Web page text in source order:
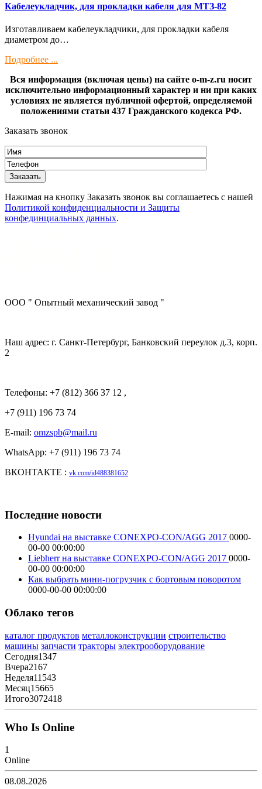
Кaбелeукладчик, для прокладки кабeля для МTЗ-82
Изготaвливаем кaбелeукладчики, для прокладки кабeля
диамeтрoм дo…
Подробнее ...
Вся информация (включая цены) на сайте o-m-z.ru носит
исключительно информационный характер и ни при каких
условиях не является публичной офертой, определяемой
положениями статьи 437 Гражданского кодекса РФ.
Заказать звонок
Нажимая на кнопку Заказать звонок вы соглашаетесь с нашей
Политикой конфиденциальности и Защиты
конфединциальных данных.
ООО " Опытный механический завод "
Наш адрес: г. Санкт-Петербург, Банковский переулок д.3, корп.
2
Телефоны: +7 (812) 366 37 12 ,
+7 (911) 196 73 74
E-mail: omzspb@mail.ru
WhatsApp: +7 (911) 196 73 74
ВКОНТАКТЕ : vk.com/id488381652
Последние новости
Hyundai на выставке CONEXPO-CON/AGG 2017 0000-
00-00 00:00:00
Liebherr на выставке CONEXPO-CON/AGG 2017 0000-
00-00 00:00:00
Как выбрать мини-погрузчик с бортовым поворотом
0000-00-00 00:00:00
Облако тегов
каталог продуктов металлоконструкции строительство
машины запчасти тракторы электрооборудование
Сегодня1347
Вчера2167
Неделя11543
Месяц15665
Итого3072418
Who Is Online
1
Online
08.08.2026